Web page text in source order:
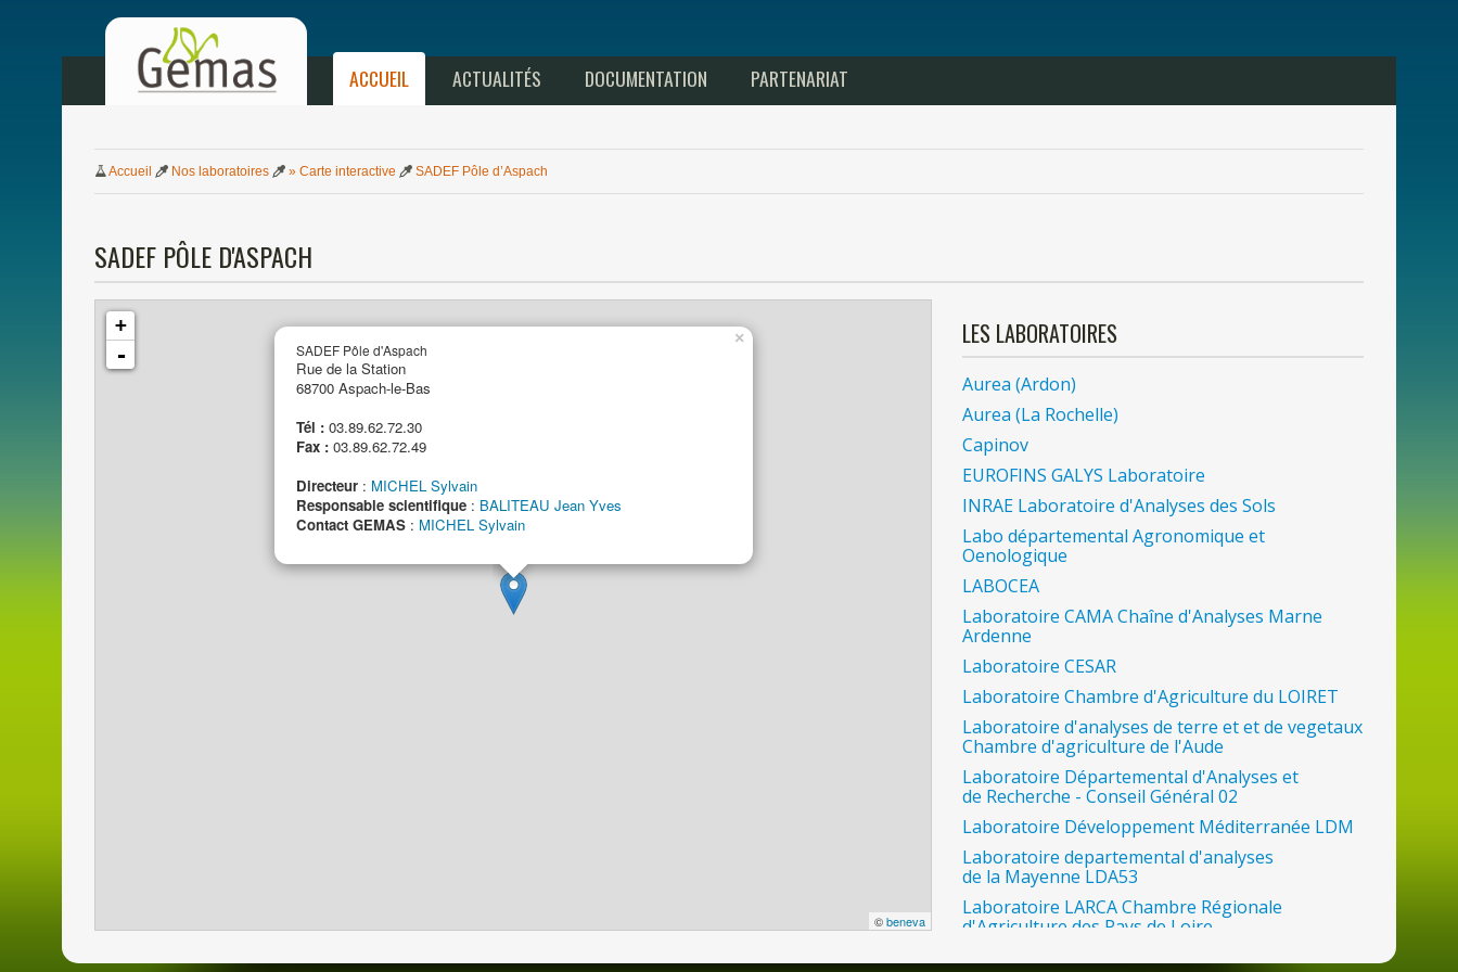
ACCUEIL ACTUALITÉS DOCUMENTATION PARTENARIAT
Accueil Nos laboratoires » Carte interactive SADEF Pô le d’Aspach
SADEF PÔLE D'ASPACH
×
SADEF Pôle d'Aspach
Rue de la Station
68700 Aspach-le-Bas
Tél : 03.89.62.72.30
Fax : 03.89.62.72.49
Directeur : MICHEL Sylvain
Responsable scientifique : BALITEAU Jean Yves
Contact GEMAS : MICHEL Sylvain
+
-
©beneva
LES LABORATOIRES
Aurea (Ardon)
Aurea (La Rochelle)
Capinov
EUROFINS GALYS Laboratoire
INRAE Laboratoire d'Analyses des Sols
Labo départemental Agronomique et
Oenologique
LABOCEA
Laboratoire CAMA Chaîne d'Analyses Marne
Ardenne
Laboratoire CESAR
Laboratoire Chambre d'Agriculture du LOIRET
Laboratoire d'analyses de terre et etde vegetaux
Chambre d'agriculture de l'Aude
Laboratoire Départemental d'Analyses et
de Recherche - Conseil Général 02
Laboratoire Développement Méditerranée LDM
Laboratoire departemental d'analyses
de la Mayenne LDA53
Laboratoire LARCA Chambre Régionale
d'Agriculture des Pays de Loire